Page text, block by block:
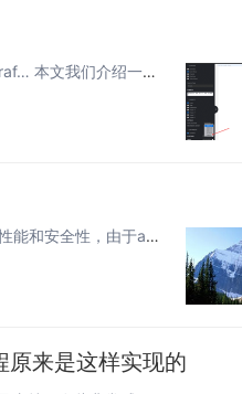
这里就不介绍修饰器了, 感兴趣的可以去看 juejin.cn/editor/draf… 本文我们介绍一下 修饰器 Stage1 的用法 本文的所有示例都可以通过 Babel在线工具 进行编译后直接运行 注意: 在 Decorators...
Android开发中避免不了会用到C/C++代码来提高应用程序的性能和安全性，由于android开发使用Java代码，这就需要Java与C/C++的相互调用。JNI即是链接Java层与C/C++的桥梁。通过JNI我们可以在Java代码中...
来是这样实现的